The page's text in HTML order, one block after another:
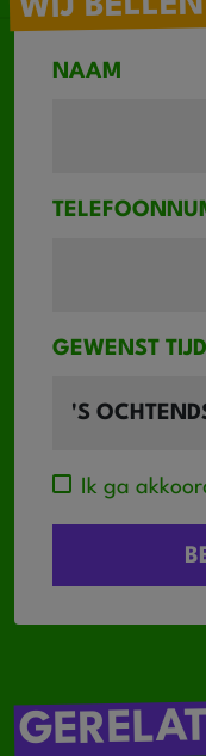
NAAM
GEWENST
Ik ga